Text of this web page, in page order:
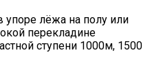
упоре лёжа на полу или
перекладине
ступени 1000м, 1500